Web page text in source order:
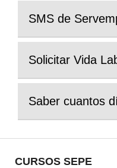
SMS de
Solicitar Vida
Saber cuantos
CURSOS SEPE